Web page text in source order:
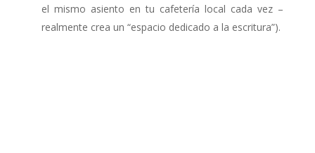
el mismo asiento en tu cafetería local cada vez –
realmente crea un “espacio dedicado a la escritura”).